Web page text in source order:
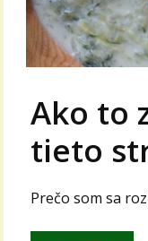
Ako to
tieto
Prečo som sa